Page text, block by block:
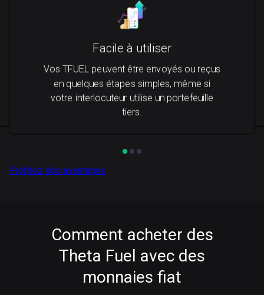
Facile à utiliser
Vos TFUEL peuvent être envoyés ou reçus
en quelques étapes simples, même si
votre interlocuteur utilise un portefeuille
tiers.
Profitez des avantages
Comment acheter des
Theta Fuel avec des
monnaies fiat